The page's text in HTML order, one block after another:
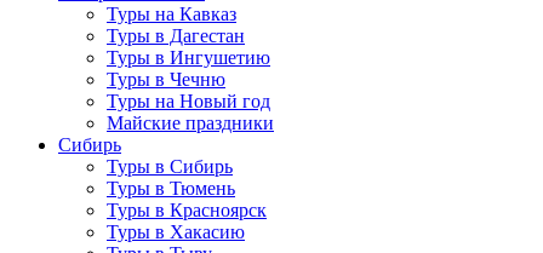
Туры на Кавказ
Туры в Дагестан
Туры в Ингушетию
Туры в Чечню
Туры на Новый год
Майские праздники
Сибирь
Туры в Сибирь
Туры в Тюмень
Туры в Красноярск
Туры в Хакасию